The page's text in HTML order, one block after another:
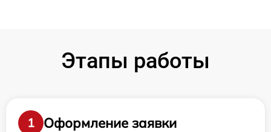
Этапы работы
1
Оформление заявки